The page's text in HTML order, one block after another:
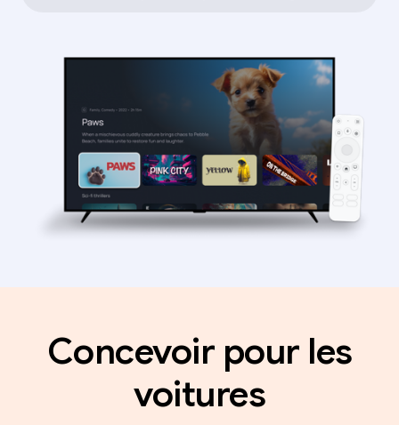
Concevoir pour les
voitures